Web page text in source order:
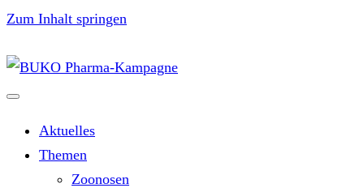
Zum Inhalt springen
Aktuelles
Themen
Zoonosen